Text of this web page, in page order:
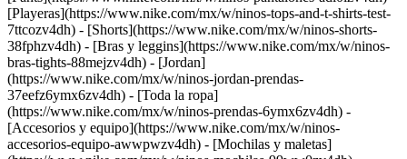
[Playeras](https://www.nike.com/mx/w/ninos-tops-and-t-shirts-test-
7ttcozv4dh) - [Shorts](https://www.nike.com/mx/w/ninos-shorts-
38fphzv4dh) - [Bras y leggins](https://www.nike.com/mx/w/ninos-
bras-tights-88mejzv4dh) - [Jordan]
(https://www.nike.com/mx/w/ninos-jordan-prendas-
37eefz6ymx6zv4dh) - [Toda la ropa]
(https://www.nike.com/mx/w/ninos-prendas-6ymx6zv4dh) -
[Accesorios y equipo](https://www.nike.com/mx/w/ninos-
accesorios-equipo-awwpwzv4dh) - [Mochilas y maletas]